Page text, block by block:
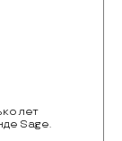
лет
Sage.